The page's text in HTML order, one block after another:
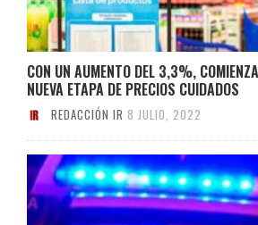
CON UN AUMENTO DEL 3,3%,
NUEVA ETAPA DE PRECIOS CUIDADOS
REDACCIÓN IR 8 JULIO, 2022